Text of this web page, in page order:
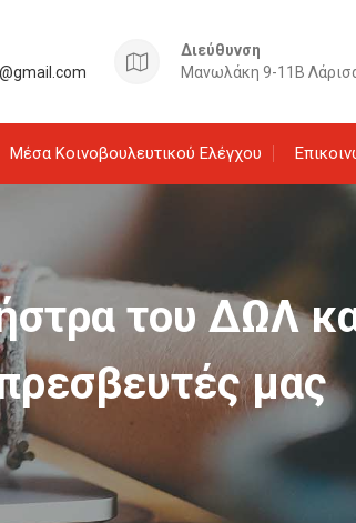
Διεύθυνση
Μανωλάκη 9-11Β
Μέσα Κοινοβουλευτικού Ελέγχου
του ΔΩΛ
μας